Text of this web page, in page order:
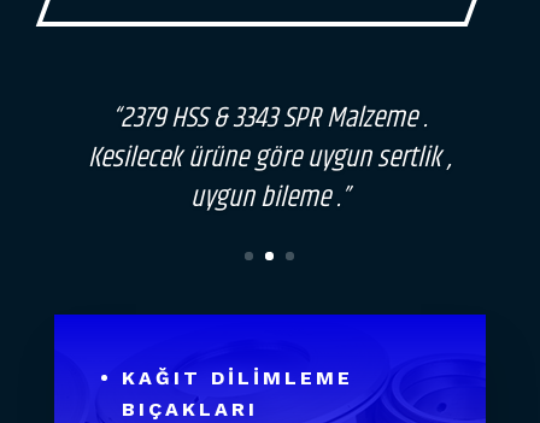
“2379 HSS & 3343 SPR Malzeme .
Kesilecek ürüne göre uygun sertlik ,
uygun bileme .”
KAĞIT DİLİMLEME
BIÇAKLARI